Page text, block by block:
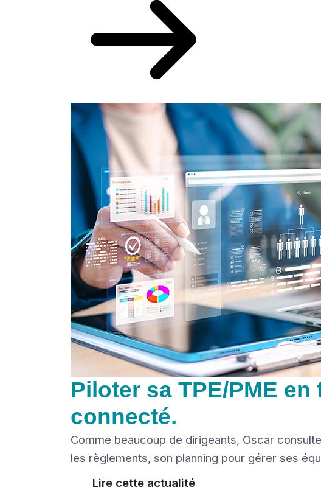
Piloter sa TPE/PME
connecté.
Comme beaucoup de dirigeants, Oscar
les règlements, son planning pour gérer ses
Lire cette actualité